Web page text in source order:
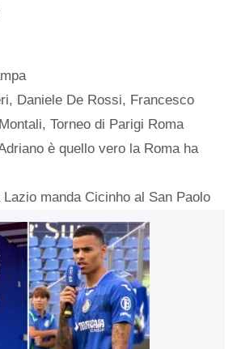
, Daniele De Rossi, Francesco
, Torneo di Parigi Roma
è quello vero la Roma ha
Lazio manda Cicinho al San Paolo